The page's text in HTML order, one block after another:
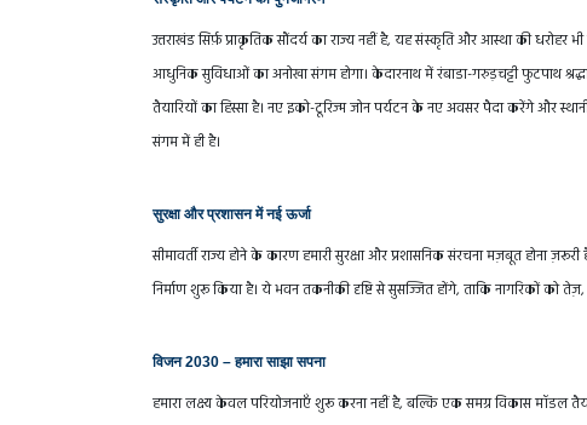
उत्तराखंड सिर्फ़ प्राकृतिक सौंदर्य का राज्य नहीं है, यह संस्कृति और आस्था की धरोहर
आधुनिक सुविधाओं का अनोखा संगम होगा। केदारनाथ में रंबाडा-गरुड़चट्टी फुटपाथ
तैयारियों का हिस्सा है। नए इको-टूरिज्म जोन पर्यटन के नए अवसर पैदा करेंगे और
संगम में ही है।
सुरक्षा और प्रशासन में नई ऊर्जा
सीमावर्ती राज्य होने के कारण हमारी सुरक्षा और प्रशासनिक संरचना मज़बूत होना
निर्माण शुरू किया है। ये भवन तकनीकी दृष्टि से सुसज्जित होंगे, ताकि नागरिकों को तेज़,
विजन 2030 – हमारा साझा सपना
हमारा लक्ष्य केवल परियोजनाएँ शुरू करना नहीं है, बल्कि एक समग्र विकास मॉडल